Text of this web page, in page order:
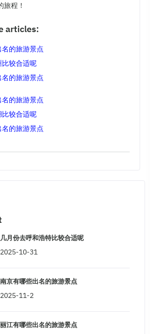
旅程！
articles:
的旅游景点
比较合适呢
的旅游景点
的旅游景点
比较合适呢
的旅游景点
几月份去呼和浩特比较合适呢
2025-10-31
南京有哪些出名的旅游景点
2025-11-2
丽江有哪些出名的旅游景点